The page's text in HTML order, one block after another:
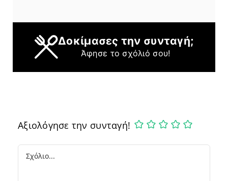
Δοκίμασες την συνταγή;
Άφησε το σχόλιό σου!
Αξιολόγησε την συνταγή!
Comment